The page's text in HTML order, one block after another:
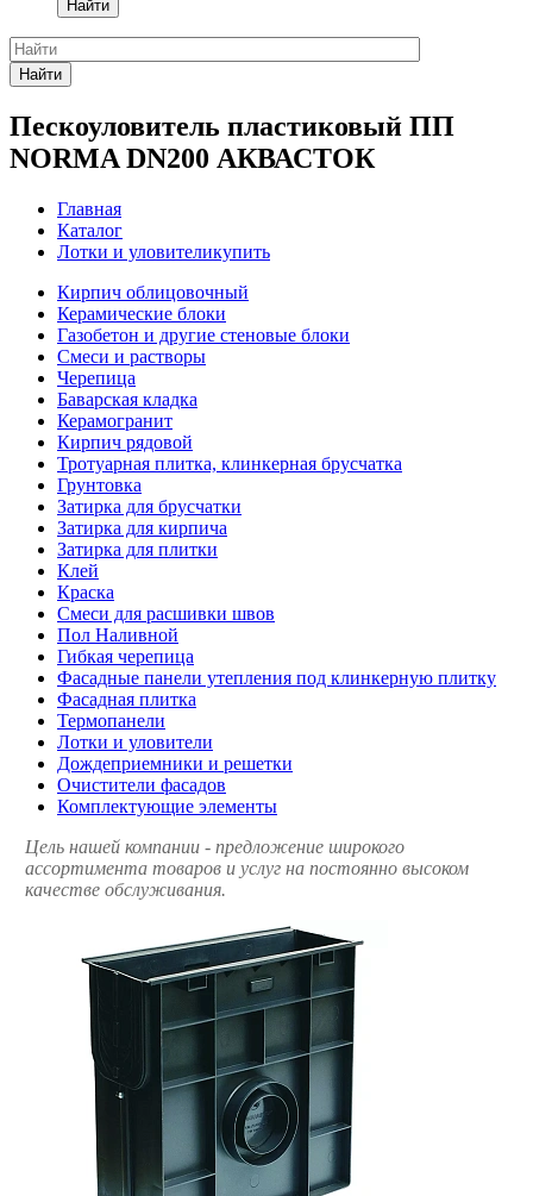
Найти
Найти
Пескоуловитель пластиковый ПП
NORMA DN200 АКВАСТОК
Главная
Каталог
Лотки и уловителикупить
Кирпич облицовочный
Керамические блоки
Газобетон и другие стеновые блоки
Смеси и растворы
Черепица
Баварская кладка
Керамогранит
Кирпич рядовой
Тротуарная плитка, клинкерная брусчатка
Грунтовка
Затирка для брусчатки
Затирка для кирпича
Затирка для плитки
Клей
Краска
Смеси для расшивки швов
Пол Наливной
Гибкая черепица
Фасадные панели утепления под клинкерную плитку
Фасадная плитка
Термопанели
Лотки и уловители
Дождеприемники и решетки
Очистители фасадов
Комплектующие элементы
Цель нашей компании - предложение широкого
ассортимента товаров и услуг на постоянно высоком
качестве обслуживания.